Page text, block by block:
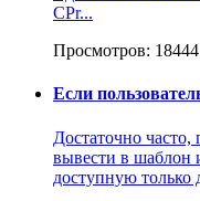
CPr...
Просмотров: 18444
Если
Достаточно
вывести в шаблон
доступную только